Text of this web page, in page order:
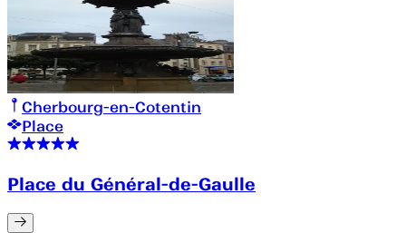
Cherbourg-en-Cotentin
Place
Place du Général-de-Gaulle